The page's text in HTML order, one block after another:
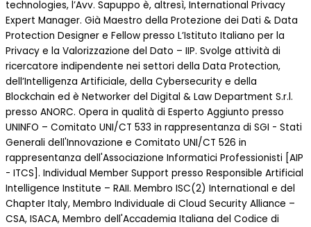
technologies, l’Avv. Sapuppo è, altresì, International Privacy
Expert Manager. Già Maestro della Protezione dei Dati & Data
Protection Designer e Fellow presso L’Istituto Italiano per la
Privacy e la Valorizzazione del Dato – IIP. Svolge attività di
ricercatore indipendente nei settori della Data Protection,
dell’Intelligenza Artificiale, della Cybersecurity e della
Blockchain ed è Networker del Digital & Law Department S.r.l.
presso ANORC. Opera in qualità di Esperto Aggiunto presso
UNINFO – Comitato UNI/CT 533 in rappresentanza di SGI - Stati
Generali dell'Innovazione e Comitato UNI/CT 526 in
rappresentanza dell'Associazione Informatici Professionisti [AIP
- ITCS]. Individual Member Support presso Responsible Artificial
Intelligence Institute – RAII. Membro ISC(2) International e del
Chapter Italy, Membro Individuale di Cloud Security Alliance –
CSA, ISACA, Membro dell'Accademia Italiana del Codice di